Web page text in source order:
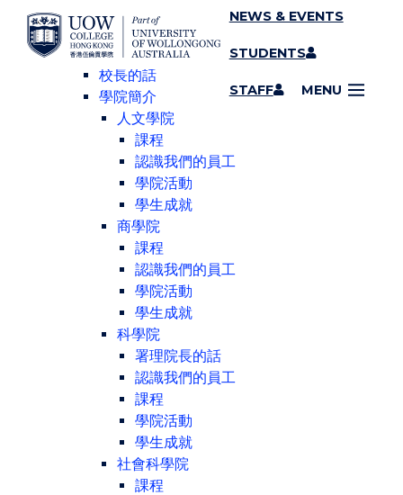
SKIP TO CONTENT NEWS & EVENTS
STUDENTS
STAFF MENU
Home
香港伍倫貢學院
關於我們
校長的話
學院簡介
人文學院
課程
認識我們的員工
學院活動
學生成就
商學院
課程
認識我們的員工
學院活動
學生成就
科學院
署理院長的話
認識我們的員工
課程
學院活動
學生成就
社會科學院
課程